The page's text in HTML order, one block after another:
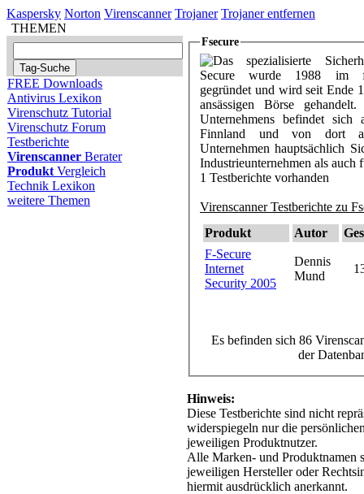
Kaspersky Norton Virenscanner Trojaner Trojaner entfernen
THEMEN
FREE Downloads
Antivirus Lexikon
Virenschutz Tutorial
Virenschutz Forum
Testberichte
Virenscanner Berater
Produkt Vergleich
Technik Lexikon
weitere Themen
Fsecure
Das spezialisierte
Secure wurde 1988 im
gegründet und wird seit Ende
ansässigen Börse
Unternehmens befindet
Finnland und von dort
Unternehmen hauptsächlich
Industrieunternehmen als auch
1 Testberichte vorhanden
Virenscanner Testberichte zu
Produkt
Autor
F-Secure
Internet
Security 2005
Dennis
Mund
Es befinden sich 86
der
Hinweis:
Diese Testberichte sind nicht
widerspiegeln nur die
jeweiligen Produktnutzer.
Alle Marken- und Produktnamen
jeweiligen Hersteller oder
hiermit ausdrücklich anerkannt.